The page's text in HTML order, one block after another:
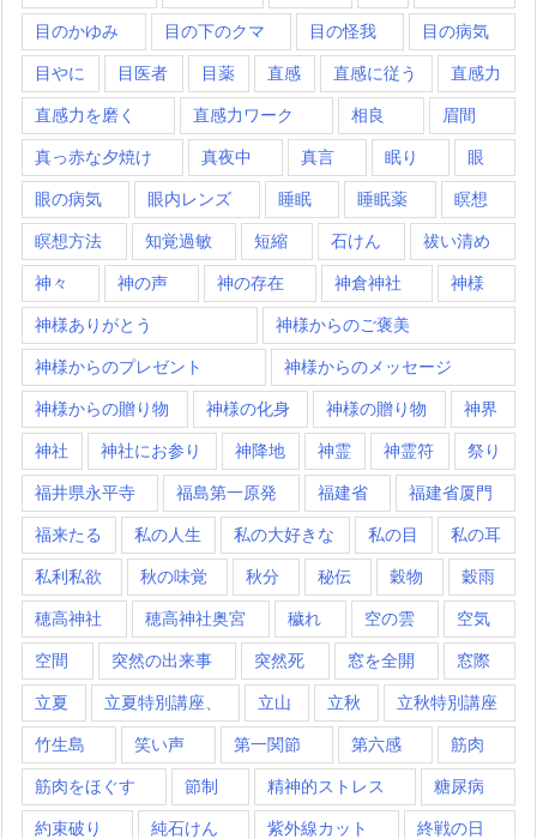
目のかゆみ 目の下のクマ 目の怪我 目の病気
目やに 目医者 目薬 直感 直感に従う 直感力
直感力を磨く 直感力ワーク 相良 眉間
真っ赤な夕焼け 真夜中 真言 眠り 眼
眼の病気 眼内レンズ 睡眠 睡眠薬 瞑想
瞑想方法 知覚過敏 短縮 石けん 祓い清め
神々 神の声 神の存在 神倉神社 神様
神様ありがとう 神様からのご褒美
神様からのプレゼント 神様からのメッセージ
神様からの贈り物 神様の化身 神様の贈り物 神界
神社 神社にお参り 神降地 神霊 神霊符 祭り
福井県永平寺 福島第一原発 福建省 福建省厦門
福来たる 私の人生 私の大好きな 私の目 私の耳
私利私欲 秋の味覚 秋分 秘伝 穀物 穀雨
穂高神社 穂高神社奥宮 穢れ 空の雲 空気
空間 突然の出来事 突然死 窓を全開 窓際
立夏 立夏特別講座、 立山 立秋 立秋特別講座
竹生島 笑い声 第一関節 第六感 筋肉
筋肉をほぐす 節制 精神的ストレス 糖尿病
約束破り 純石けん 紫外線カット 終戦の日